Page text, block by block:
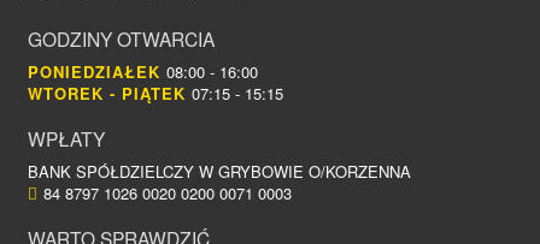
GODZINY OTWARCIA
PONIEDZIAŁEK 08:00 - 16:00
WTOREK - PIĄTEK 07:15 - 15:15
WPŁATY
BANK SPÓŁDZIELCZY W GRYBOWIE O/KORZENNA
84 8797 1026 0020 0200 0071 0003
WARTO SPRAWDZIĆ